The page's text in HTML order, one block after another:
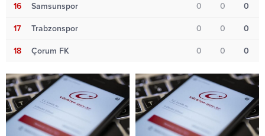
16 Samsunspor 0 0 0
17 Trabzonspor 0 0 0
18 Çorum FK 0 0 0